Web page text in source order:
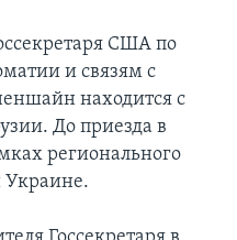
США по
и связям с
находится с
До приезда в
регионального
Украине.